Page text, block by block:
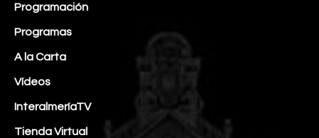
Programación
Programas
A la Carta
Vídeos
InteralmeríaTV
Tienda Virtual